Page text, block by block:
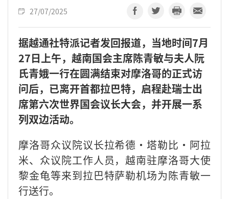
27/07/2025
据越通社特派记者发回报道，当地时间7月
27日上午，越南国会主席陈青敏与夫人阮
氏青娥一行在圆满结束对摩洛哥的正式访
问后，已离开首都拉巴特，启程赴瑞士出
席第六次世界国会议长大会，并开展一系
列双边活动。
摩洛哥众议院议长拉希德·塔勒比·阿拉
米、众议院工作人员，越南驻摩洛哥大使
黎金龟等来到拉巴特萨勒机场为陈青敏一
行送行。